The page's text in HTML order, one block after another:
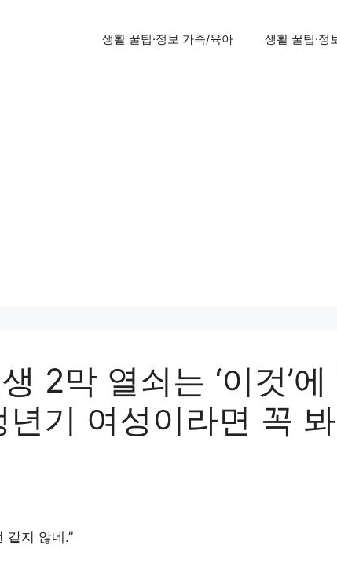
생활 꿀팁·정보 가족/육아 생활 꿀팁·정
2막 열쇠는 ‘이것’에
년기 여성이라면 꼭
같지 않네.”